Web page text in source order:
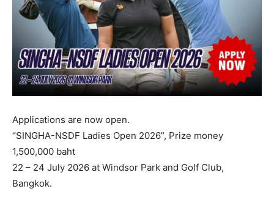
Applications are now open.
“SINGHA-NSDF Ladies Open 2026”, Prize money
1,500,000 baht
22 – 24 July 2026 at Windsor Park and Golf Club,
Bangkok.